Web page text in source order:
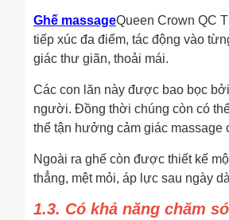
Ghế massageQueen Crown QC
tiếp xúc đa điểm, tác động vào
giác thư giãn, thoải mái.
Các con lăn này được bao bọc
người. Đồng thời chúng còn có
thể tận hưởng cảm giác massage
Ngoài ra ghế còn được thiết kế
thẳng, mệt mỏi, áp lực sau ngày
1.3. Có khả năng chăm